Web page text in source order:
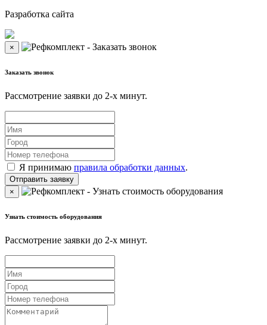
Разработка сайта
×
Заказать звонок
Рассмотрение заявки до 2-x минут.
Я принимаю правила обработки данных.
×
Узнать стоимость оборудования
Рассмотрение заявки до 2-x минут.